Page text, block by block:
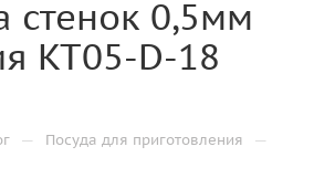
стенок 0,5мм
KT05-D-18
— Посуда для приготовления —